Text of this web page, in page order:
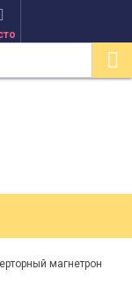
магнетрон